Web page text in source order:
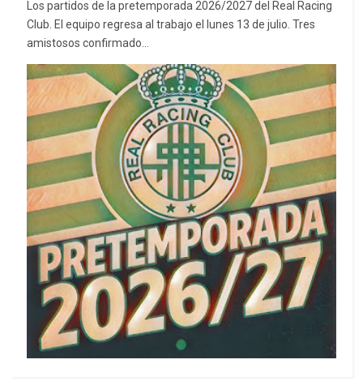
Los partidos de la pretemporada 2026/2027 del Real Racing
Club. El equipo regresa al trabajo el lunes 13 de julio. Tres
amistosos confirmado...